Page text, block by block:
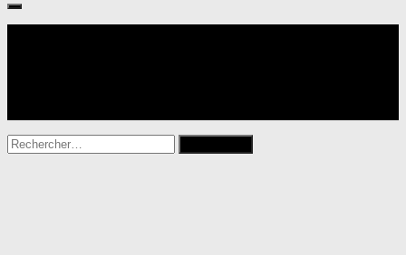
Rechercher :